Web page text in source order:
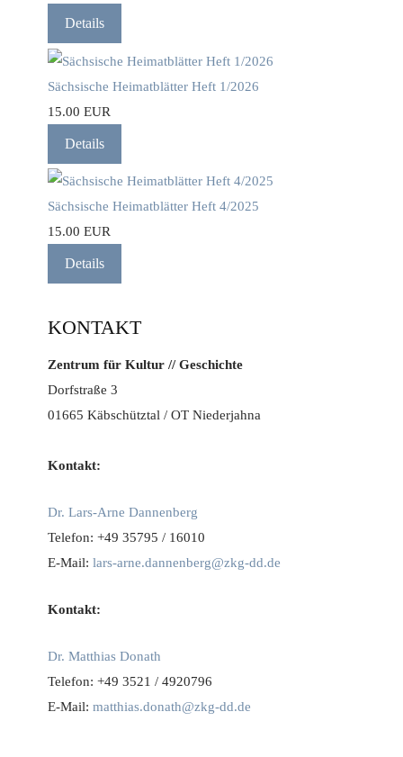
Details
Sächsische Heimatblätter Heft 1/2026
15.00 EUR
Details
Sächsische Heimatblätter Heft 4/2025
15.00 EUR
Details
KONTAKT
Zentrum für Kultur // Geschichte
Dorfstraße 3
01665 Käbschütztal / OT Niederjahna
Kontakt:
Dr. Lars-Arne Dannenberg
Telefon: +49 35795 / 16010
E-Mail: lars-arne.dannenberg@zkg-dd.de
Kontakt:
Dr. Matthias Donath
Telefon: +49 3521 / 4920796
E-Mail: matthias.donath@zkg-dd.de